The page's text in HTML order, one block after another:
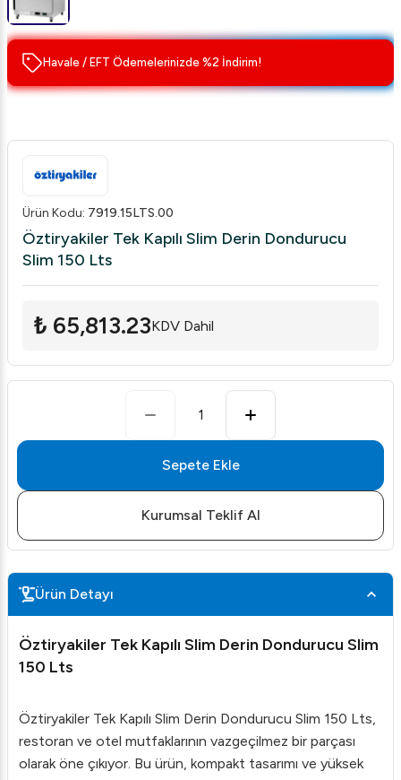
Havale / EFT Ödemelerinizde %2 İndirim!
Ürün Kodu: 7919.15LTS.00
Öztiryakiler Tek Kapılı Slim Derin Dondurucu
Slim 150 Lts
₺ 65,813.23KDV Dahil
1
Sepete Ekle
Kurumsal Teklif Al
Ürün Detayı
Öztiryakiler Tek Kapılı Slim Derin Dondurucu Slim
150 Lts
Öztiryakiler Tek Kapılı Slim Derin Dondurucu Slim 150 Lts,
restoran ve otel mutfaklarının vazgeçilmez bir parçası
olarak öne çıkıyor. Bu ürün, kompakt tasarımı ve yüksek